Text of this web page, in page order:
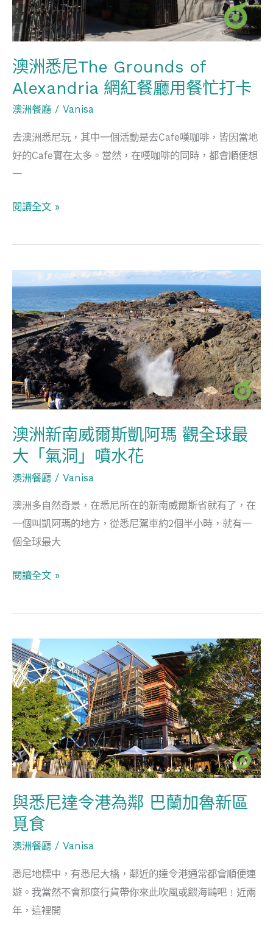
澳洲悉尼The Grounds of
Alexandria 網紅餐廳用餐忙打卡
澳洲餐廳 / Vanisa
去澳洲悉尼玩，其中一個活動是去Cafe嘆咖啡，皆因當地
好的Cafe實在太多。當然，在嘆咖啡的同時，都會順便想
一
Alexandria
網
餐
廳
用
忙
打
卡
閱讀全文 »
澳洲新南威爾斯凱阿瑪 觀全球最
大「氣洞」噴水花
澳洲餐廳 / Vanisa
澳洲多自然奇景，在悉尼所在的新南威爾斯省就有了，在
一個叫凱阿瑪的地方，從悉尼駕車約2個半小時，就有一
個全球最大
洲
新
南
威
爾
斯
凱
阿
瑪
觀
全
球
大
洞」
閱讀全文 »
與悉尼達令港為鄰 巴蘭加魯新區
覓食
澳洲餐廳 / Vanisa
悉尼地標中，有悉尼大橋，鄰近的達令港通常都會順便連
遊。我當然不會那麼行貨帶你來此吹風或餵海鷗吧﹗近兩
年，這裡開
與
悉
尼
達
令
港
為
鄰
巴
蘭
加
魯